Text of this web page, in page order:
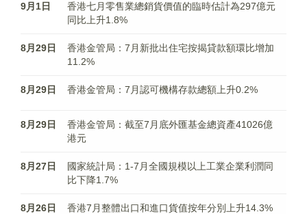
9月1日
香港七月零售業總銷貨價值的臨時估計為297億元
同比上升1.8%
8月29日
香港金管局：7月新批出住宅按揭貸款額環比增加
11.2%
8月29日 香港金管局：7月認可機構存款總額上升0.2%
8月29日
香港金管局：截至7月底外匯基金總資產41026億
港元
8月27日
國家統計局：1-7月全國規模以上工業企業利潤同
比下降1.7%
8月26日
香港7月整體出口和進口貨值按年分別上升14.3%